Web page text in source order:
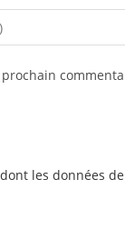
les données